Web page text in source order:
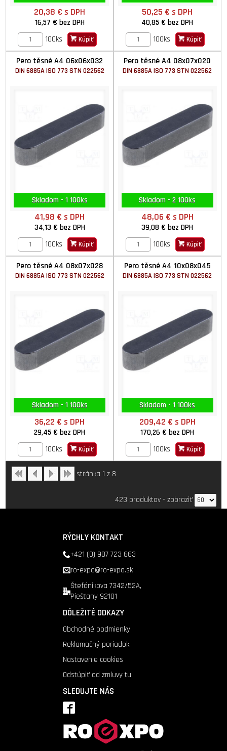
20,38 €s DPH
16,57 € bez DPH
100ks
Kúpiť
50,25 €s DPH
40,85 €bez DPH
100ks
Kúpiť
Pero těsné A4 06x06x032
DIN 6885A ISO 773 STN 022562
Skladom - 1 100ks
41,98 €s DPH
34,13 € bez DPH
100ks
Kúpiť
Pero těsné A4 08x07x020
DIN 6885A ISO 773 STN 022562
Skladom - 2 100ks
48,06 € s DPH
39,08 €bez DPH
100ks
Kúpiť
Pero těsné A4 08x07x028
DIN 6885A ISO 773 STN 022562
Skladom - 1 100ks
36,22 €s DPH
29,45 €bez DPH
100ks
Kúpiť
Pero těsné A4 10x08x045
DIN 6885A ISO 773 STN 022562
Skladom - 1 100ks
209,42 € s DPH
170,26 €bez DPH
100ks
Kúpiť
stránka 1 z 8
423 produktov- zobraziť
RÝCHLY KONTAKT
+421 (0) 907 723 663
ro-expo@ro-expo.sk
Štefánikova 7342/52A,
Piešťany 92101
DÔLEŽITÉ ODKAZY
Obchodné podmienky
Reklamačný poriadok
Nastavenie cookies
Odstúpiť od zmluvy tu
SLEDUJTE NÁS